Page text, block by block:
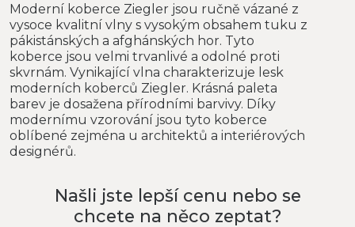
Moderní koberce Ziegler jsou ručně vázané z
vysoce kvalitní vlny s vysokým obsahem tuku z
pákistánských a afghánských hor. Tyto
koberce jsou velmi trvanlivé a odolné proti
skvrnám. Vynikající vlna charakterizuje lesk
moderních koberců Ziegler. Krásná paleta
barev je dosažena přírodními barvivy. Díky
modernímu vzorování jsou tyto koberce
oblíbené zejména u architektů a interiérových
designérů.
Našli jste lepší cenu nebo se
chcete na něco zeptat?